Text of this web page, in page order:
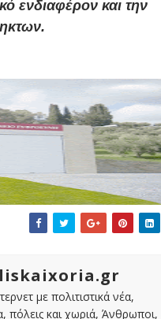
ενδιαφέρον και την
με πολιτιστικά νέα,
και χωριά, Άνθρωποι,